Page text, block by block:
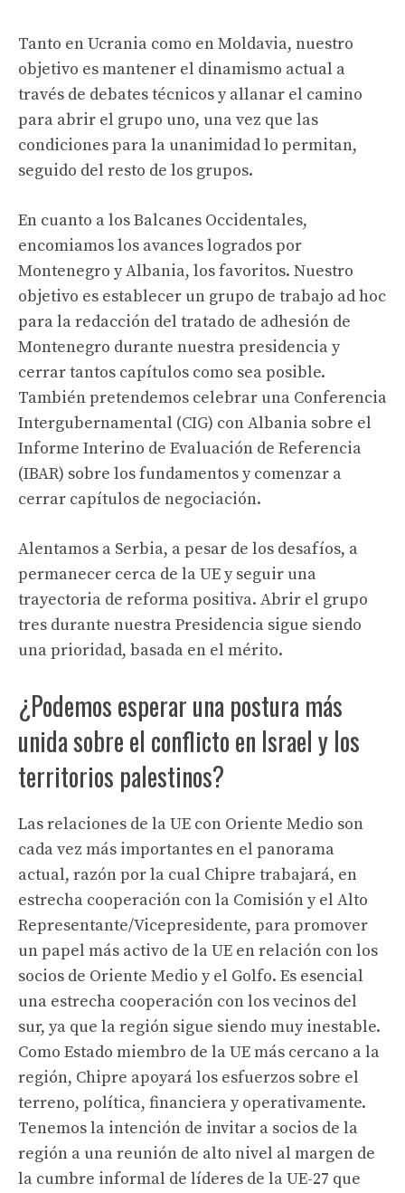
Tanto en Ucrania como en Moldavia, nuestro
objetivo es mantener el dinamismo actual a
través de debates técnicos y allanar el camino
para abrir el grupo uno, una vez que las
condiciones para la unanimidad lo permitan,
seguido del resto de los grupos.
En cuanto a los Balcanes Occidentales,
encomiamos los avances logrados por
Montenegro y Albania, los favoritos. Nuestro
objetivo es establecer un grupo de trabajo ad hoc
para la redacción del tratado de adhesión de
Montenegro durante nuestra presidencia y
cerrar tantos capítulos como sea posible.
También pretendemos celebrar una Conferencia
Intergubernamental (CIG) con Albania sobre el
Informe Interino de Evaluación de Referencia
(IBAR) sobre los fundamentos y comenzar a
cerrar capítulos de negociación.
Alentamos a Serbia, a pesar de los desafíos, a
permanecer cerca de la UE y seguir una
trayectoria de reforma positiva. Abrir el grupo
tres durante nuestra Presidencia sigue siendo
una prioridad, basada en el mérito.
¿Podemos esperar una postura más
unida sobre el conflicto en Israel y los
territorios palestinos?
Las relaciones de la UE con Oriente Medio son
cada vez más importantes en el panorama
actual, razón por la cual Chipre trabajará, en
estrecha cooperación con la Comisión y el Alto
Representante/Vicepresidente, para promover
un papel más activo de la UE en relación con los
socios de Oriente Medio y el Golfo. Es esencial
una estrecha cooperación con los vecinos del
sur, ya que la región sigue siendo muy inestable.
Como Estado miembro de la UE más cercano a la
región, Chipre apoyará los esfuerzos sobre el
terreno, política, financiera y operativamente.
Tenemos la intención de invitar a socios de la
región a una reunión de alto nivel al margen de
la cumbre informal de líderes de la UE-27 que